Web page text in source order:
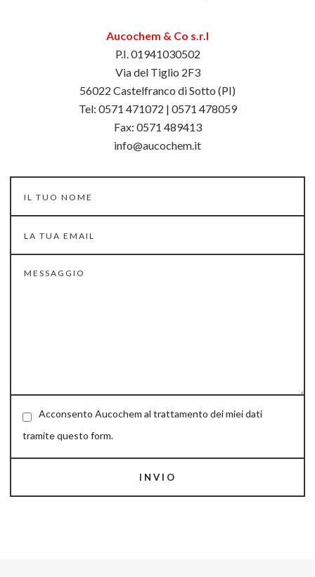
Aucochem & Co s.r.l
P.I. 01941030502
Via del Tiglio 2F3
56022 Castelfranco di Sotto (PI)
Tel: 0571 471072 | 0571 478059
Fax: 0571 489413
info@aucochem.it
Acconsento Aucochem al trattamento dei miei dati
tramite questo form.
INVIO